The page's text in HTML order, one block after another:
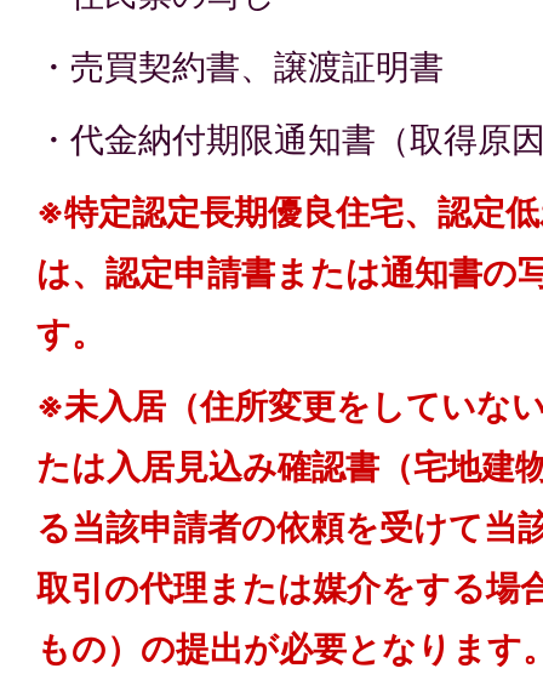
・売買契約書、譲渡証明書
・代金納付期限通知書（取得原
※特定認定長期優良住宅、認定
は、認定申請書または通知書の
す。
※未入居（住所変更をしていな
たは入居見込み確認書（宅地建
る当該申請者の依頼を受けて当
取引の代理または媒介をする場
もの）の提出が必要となります